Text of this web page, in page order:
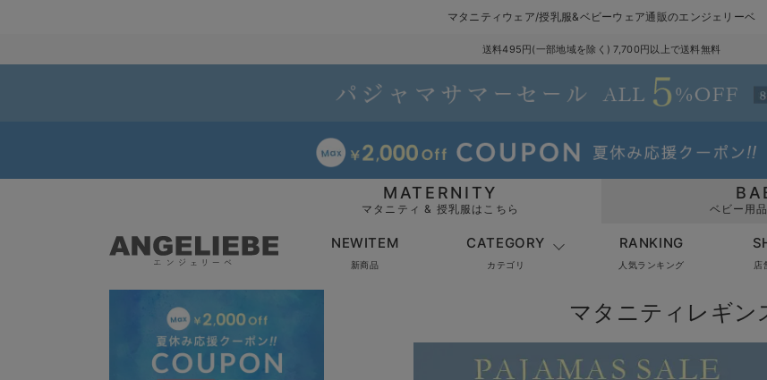
マタニティウェア/授乳服&ベビーウェア通販のエンジェリーベ
送料495円(一部地域を除く) 7,700円以上で送料無料
MATERNITY
マタニティ & 授乳服はこちら ベビー用
NEWITEM
新商品
CATEGORY
カテゴリ
RANKING
人気ランキング 店
マタニティレギ